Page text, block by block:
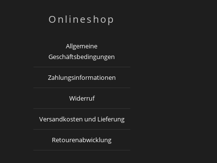
Onlineshop
Allgemeine
Geschäftsbedingungen
Zahlungsinformationen
Widerruf
Versandkosten und Lieferung
Retourenabwicklung